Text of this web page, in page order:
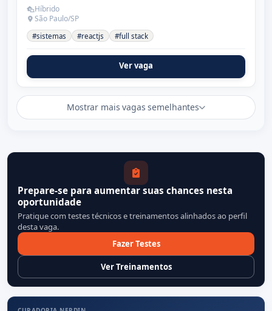
Híbrido
São Paulo/SP
#sistemas #reactjs #full stack
Ver vaga
Mostrar mais vagas semelhantes
Prepare-se para aumentar suas chances nesta
oportunidade
Pratique com testes técnicos e treinamentos alinhados ao perfil
desta vaga.
Fazer Testes
Ver Treinamentos